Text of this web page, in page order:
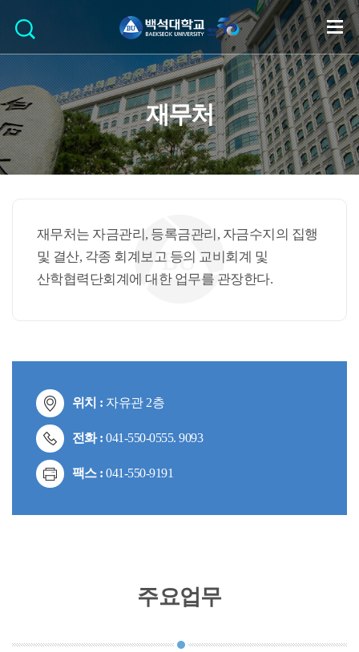
재무처
재무처는 자금관리, 등록금관리, 자금수지의 집행
및 결산, 각종 회계보고 등의 교비회계 및
산학협력단회계에 대한 업무를 관장한다.
위치 : 자유관 2층
전화 :041-550-0555. 9093
팩스 :041-550-9191
주요업무